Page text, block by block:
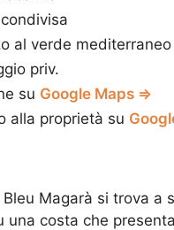
al verde mediterraneo
priv.
su Google Maps ⇒
alla proprietà su
Magarà si trova a
una costa che